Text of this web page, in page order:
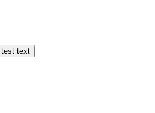
test text